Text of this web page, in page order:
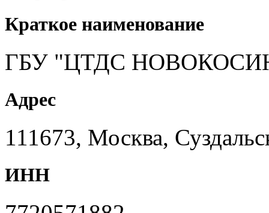
Краткое наименование
ГБУ "ЦТДС
Адрес
111673, Москва,
ИНН